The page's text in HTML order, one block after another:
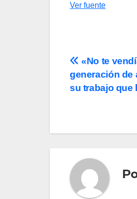
Ver fuente
de
«No te
generación de
su trabajo que